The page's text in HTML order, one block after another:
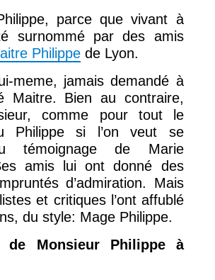
parce que vivant à
surnommé par des amis
Philippe de Lyon.
meme, jamais demandé à
Maitre. Bien au contraire,
comme pour tout le
Philippe si l’on veut se
témoignage de Marie
amis lui ont donné des
d’admiration. Mais
et critiques l’ont affublé
du style: Mage Philippe.
de Monsieur Philippe à